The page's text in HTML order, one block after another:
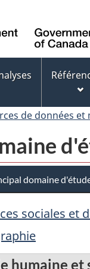
de données et
domaine
sociales et
humaine et